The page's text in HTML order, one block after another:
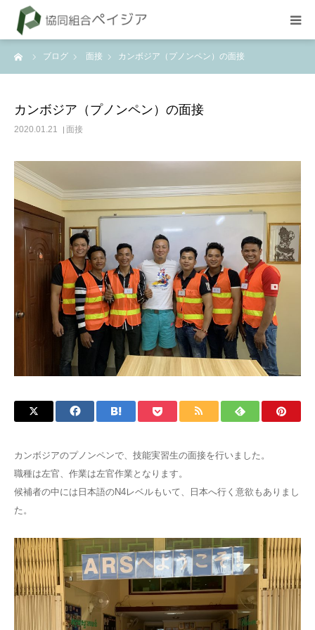
ブログ 面接 カンボジア（プノンペン）の面接
カンボジア（プノンペン）の面接
2020.01.21 面接
カンボジアのプノンペンで、技能実習生の面接を行いました。
職種は左官、作業は左官作業となります。
候補者の中には日本語のN4レベルもいて、日本へ行く意欲もありまし
た。
組合概要
試験
採用情報